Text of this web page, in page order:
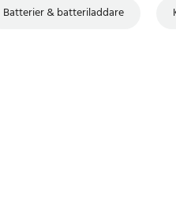
Batterier & batteriladdare